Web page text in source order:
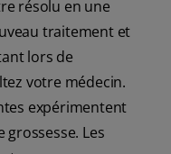
résolu en une
traitement et
lors de
votre médecin.
expérimentent
grossesse. Les